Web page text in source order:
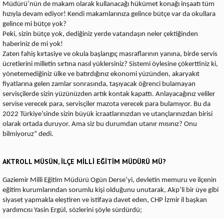
Müdürü’nün de makam olarak kullanacağı hükümet konağı inşaatı tüm
hızıyla devam ediyor! Kendi makamlarınıza gelince bütçe var da okullara
gelince mi bütçe yok?
Peki, sizin bütçe yok, dediğiniz yerde vatandaşın neler çektiğinden
haberiniz de mi yok!
Zaten fahiş kırtasiye ve okula başlangıç masraflarının yanına, birde servis
ücretlerini milletin sırtına nasıl yüklersiniz? Sistemi öylesine çökerttiniz ki,
yönetemediğiniz ülke ve batırdığınız ekonomi yüzünden, akaryakıt
fiyatlarına gelen zamlar sonrasında, taşıyacak öğrenci bulamayan
servisçilerde sizin yüzünüzden artık kontak kapattı. Anlayacağınız veliler
servise verecek para, servisçiler mazota verecek para bulamıyor. Bu da
2022 Türkiye’sinde sizin büyük icraatlarınızdan ve utançlarınızdan birisi
olarak ortada duruyor. Ama siz bu durumdan utanır mısınız? Onu
bilmiyoruz” dedi.
AKTROLL MÜSÜN, İLÇE MİLLİ EĞİTİM MÜDÜRÜ MÜ?
Gaziemir Milli Eğitim Müdürü Ogün Derse’yi, devletin memuru ve ilçenin
eğitim kurumlarından sorumlu kişi olduğunu unutarak, Akp’li bir üye gibi
siyaset yapmakla eleştiren ve istifaya davet eden, CHP İzmir il başkan
yardımcısı Yasin Ergül, sözlerini şöyle sürdürdü;